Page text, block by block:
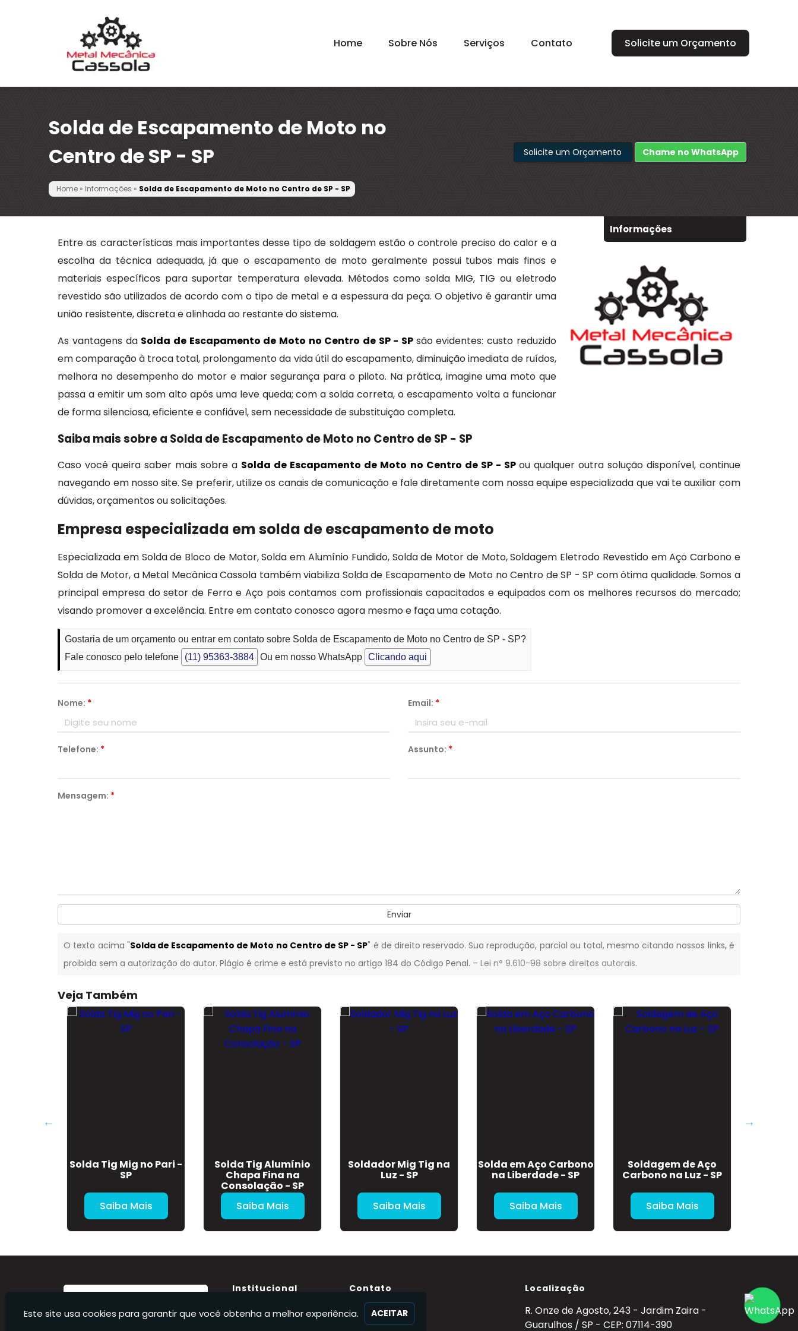
Home Sobre Nós Serviços Contato Solicite um Orçamento
Solda de Escapamento de Moto no
Centro de SP - SP
Home » Informações » Solda de Escapamento de Moto no Centro de SP - SP
Solicite um Orçamento Chame no WhatsApp
Entre as características mais importantes desse tipo de soldagem estão o controle preciso do calor e a
escolha da técnica adequada, já que o escapamento de moto geralmente possui tubos mais finos e
materiais específicos para suportar temperatura elevada. Métodos como solda MIG, TIG ou eletrodo
revestido são utilizados de acordo com o tipo de metal e a espessura da peça. O objetivo é garantir uma
união resistente, discreta e alinhada ao restante do sistema.
As vantagens da Solda de Escapamento de Moto no Centro de SP - SP são evidentes: custo reduzido
em comparação à troca total, prolongamento da vida útil do escapamento, diminuição imediata de ruídos,
melhora no desempenho do motor e maior segurança para o piloto. Na prática, imagine uma moto que
passa a emitir um som alto após uma leve queda; com a solda correta, o escapamento volta a funcionar
de forma silenciosa, eficiente e confiável, sem necessidade de substituição completa.
Saiba mais sobre a Solda de Escapamento de Moto no Centro de SP - SP
Caso você queira saber mais sobre a Solda de Escapamento de Moto no Centro de SP - SP ou qualquer outra solução disponível, continue
navegando em nosso site. Se preferir, utilize os canais de comunicação e fale diretamente com nossa equipe especializada que vai te auxiliar com
dúvidas, orçamentos ou solicitações.
Empresa especializada em solda de escapamento de moto
Especializada em Solda de Bloco de Motor, Solda em Alumínio Fundido, Solda de Motor de Moto, Soldagem Eletrodo Revestido em Aço Carbono e
Solda de Motor, a Metal Mecânica Cassola também viabiliza Solda de Escapamento de Moto no Centro de SP - SP com ótima qualidade. Somos a
principal empresa do setor de Ferro e Aço pois contamos com profissionais capacitados e equipados com os melhores recursos do mercado;
visando promover a excelência. Entre em contato conosco agora mesmo e faça uma cotação.
Gostaria de um orçamento ou entrar em contato sobre Solda de Escapamento de Moto no Centro de SP - SP?
Fale conosco pelo telefone
(11) 95363-3884 Ou em nosso WhatsApp Clicando aqui
Nome: * Email: *
Telefone: * Assunto: *
Mensagem: *
Enviar
O texto acima "Solda de Escapamento de Moto no Centro de SP - SP" é de direito reservado. Sua reprodução, parcial ou total, mesmo citando nossos links, é
proibida sem a autorização do autor. Plágio é crime e está previsto no artigo 184 do Código Penal. –Lei n° 9.610-98 sobre direitos autorais.
Informações
Veja Também
Solda Tig Mig no Pari -
SP
Saiba Mais
Solda Tig Alumínio
Chapa Fina na
Consolação - SP
Saiba Mais
Soldador Mig Tig na
Luz - SP
Saiba Mais
Solda em Aço Carbono
na Liberdade - SP
Saiba Mais
Soldagem de Aço
Carbono na Luz - SP
Saiba Mais
Institucional
Home
Contato
(11) 95363-3884
(11) 95363-3884
Localização
R. Onze de Agosto, 243 - Jardim Zaira -
Guarulhos / SP - CEP: 07114-390
Este site usa cookies para garantir que você obtenha a melhor experiência. ACEITAR